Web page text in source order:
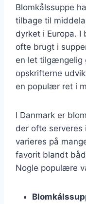
Blomkålssuppe
tilbage til
dyrket i Europa. I
ofte brugt i
en let tilgængelig
opskrifterne
en populær ret i
I Danmark er
der ofte serveres
varieres på
favorit blandt
Nogle populære